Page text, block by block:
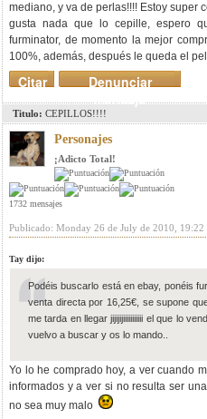
mediano, y va de perlas!!!! Estoy super
gusta nada que lo cepille, espero
furminator, de momento la mejor
100%, además, después le queda el
Denunciar
mensaje
Citar
Titulo: CEPILLOS!!!!
Personajes
¡Adicto Total!
1732 mensajes
Publicado: Monday 26 de July de 2010, 19:22
Tay dijo:
Podéis buscarlo está en ebay, ponéis
venta directa por 16,25€, se supone
me tarda en llegar jijijijiiiiiiiiiii el que lo
vuelvo a buscar y os lo mando..
Yo lo he comprado hoy, a ver cuando
informados y a ver si no resulta ser
no sea muy malo